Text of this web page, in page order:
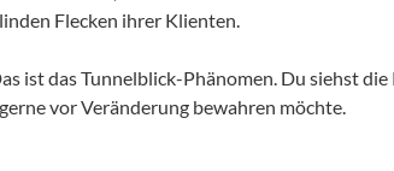
Flecken ihrer Klienten.
ist das Tunnelblick-Phänomen. Du siehst
vor Veränderung bewahren möchte.